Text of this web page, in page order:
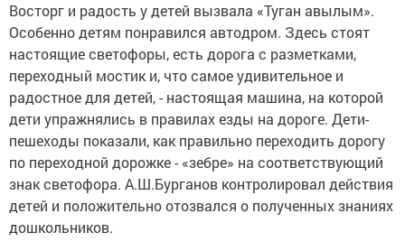
Восторг и радость у детей вызвала «Туган авылым».
Особенно детям понравился автодром. Здесь стоят
настоящие светофоры, есть дорога с разметками,
переходный мостик и, что самое удивительное и
радостное для детей, - настоящая машина, на которой
дети упражнялись в правилах езды на дороге. Дети-
пешеходы показали, как правильно переходить дорогу
по переходной дорожке - «зебре» на соответствующий
знак светофора. А.Ш.Бурганов контролировал действия
детей и положительно отозвался о полученных знаниях
дошкольников.